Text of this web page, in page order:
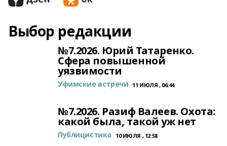
Выбор редакции
№7.2026. Юрий Татаренко.
Сфера повышенной
уязвимости
Уфимские встречи 11 ИЮЛЯ , 06:44
№7.2026. Разиф Валеев. Охота:
какой была, такой уж нет
Публицистика 10 ИЮЛЯ , 12:58